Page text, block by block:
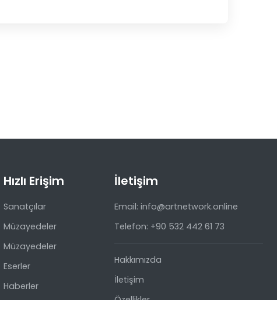
Hızlı Erişim
Sanatçılar
Müzayedeler
Müzayedeler
Eserler
Haberler
İletişim
Email: info@artnetwork.online
Telefon: +90 532 442 61 73
Hakkımızda
İletişim
Özellikler